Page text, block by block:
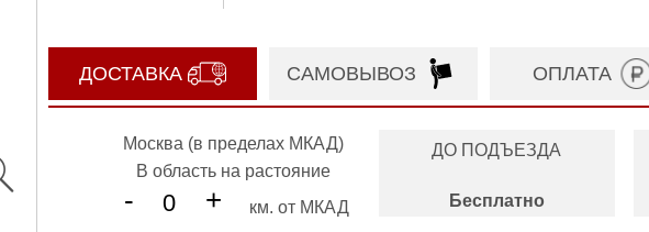
ДОСТАВКА САМОВЫВОЗ ОПЛАТА
Москва (в пределах МКАД)
В область на растояние
- + км. от МКАД
ДО ПОДЪЕЗДА
Бесплатно